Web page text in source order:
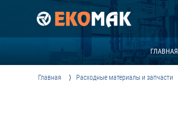
ГЛАВНАЯ
Главная Расходные материалы и запчасти